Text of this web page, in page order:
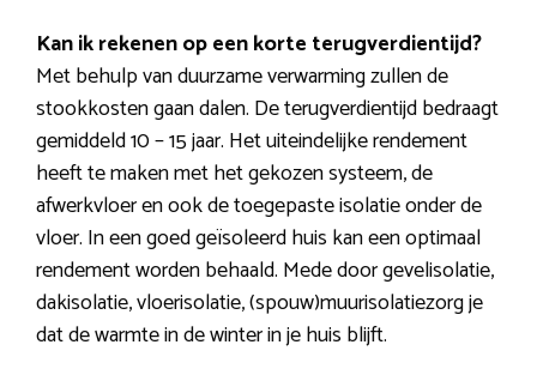
Kan ik rekenen op een korte terugverdientijd?
Met behulp van duurzame verwarming zullen de
stookkosten gaan dalen. De terugverdientijd bedraagt
gemiddeld 10 – 15 jaar. Het uiteindelijke rendement
heeft te maken met het gekozen systeem, de
afwerkvloer en ook de toegepaste isolatie onder de
vloer. In een goed geïsoleerd huis kan een optimaal
rendement worden behaald. Mede door gevelisolatie,
dakisolatie, vloerisolatie, (spouw)muurisolatiezorg je
dat de warmte in de winter in je huis blijft.